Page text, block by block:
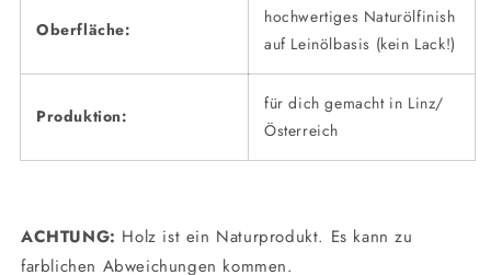
Oberfläche:
hochwertiges Naturölfinish
auf Leinölbasis (kein Lack!)
Produktion:
für dich gemacht in Linz/
Österreich
ACHTUNG: Holz ist ein Naturprodukt. Es kann zu
farblichen Abweichungen kommen.